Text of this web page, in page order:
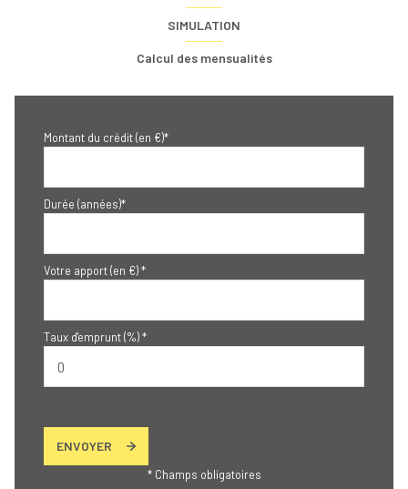
SIMULATION
Calcul des mensualités
Montant du crédit (en €)*
Durée (années)*
Votre apport (en €) *
Taux d'emprunt (%) *
ENVOYER
* Champs obligatoires